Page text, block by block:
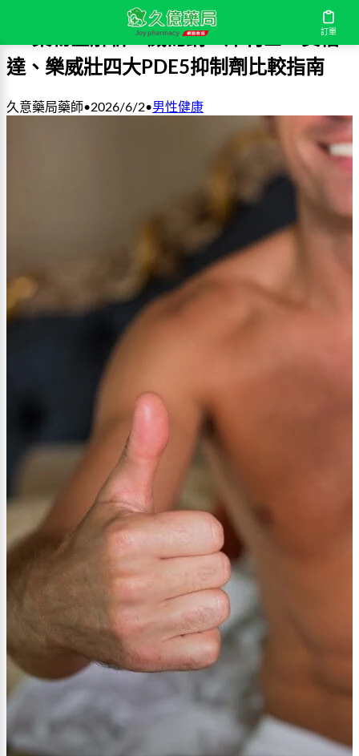
訂單
ED藥物全解析：威而鋼、犀利士、賽倍
達、樂威壯四大PDE5抑制劑比較指南
久意藥局藥師•2026/6/2•男性健康